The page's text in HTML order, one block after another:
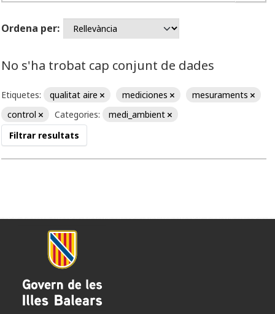
Ordena per
No s'ha trobat cap conjunt de dades
Etiquetes: qualitat aire mediciones
mesuraments
control
Categories:
medi_ambient
Filtrar resultats